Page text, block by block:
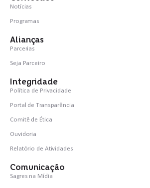
Notícias
Programas
Alianças
Parcerias
Seja Parceiro
Integridade
Política de Privacidade
Portal de Transparência
Comitê de Ética
Ouvidoria
Relatório de Atividades
Comunicação
Sagres na Mídia